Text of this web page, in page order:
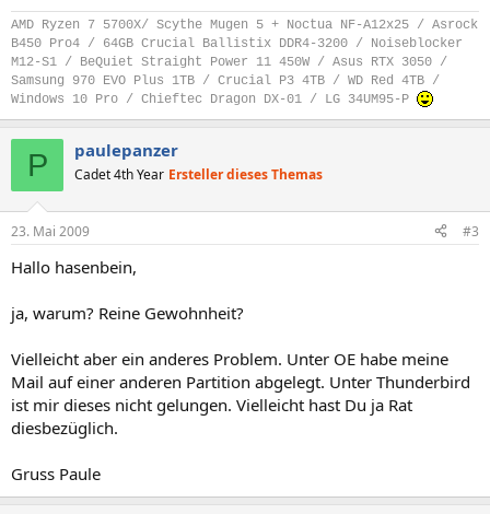
AMD Ryzen 7 5700X/ Scythe Mugen 5 + Noctua NF-A12x25 / Asrock
B450 Pro4 / 64GB Crucial Ballistix DDR4-3200 / Noiseblocker
M12-S1 / BeQuiet Straight Power 11 450W / Asus RTX 3050 /
Samsung 970 EVO Plus 1TB / Crucial P3 4TB / WD Red 4TB /
Windows 10 Pro / Chieftec Dragon DX-01 / LG 34UM95-P
P paulepanzer
Cadet 4th Year Ersteller dieses Themas
23. Mai 2009 #3
Hallo hasenbein,
ja, warum? Reine Gewohnheit?
Vielleicht aber ein anderes Problem. Unter OE habe meine
Mail auf einer anderen Partition abgelegt. Unter Thunderbird
ist mir dieses nicht gelungen. Vielleicht hast Du ja Rat
diesbezüglich.
Gruss Paule